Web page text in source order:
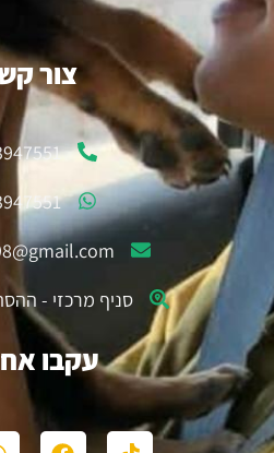
צור
סניף מרכזי - ההסתדרות
עקבו